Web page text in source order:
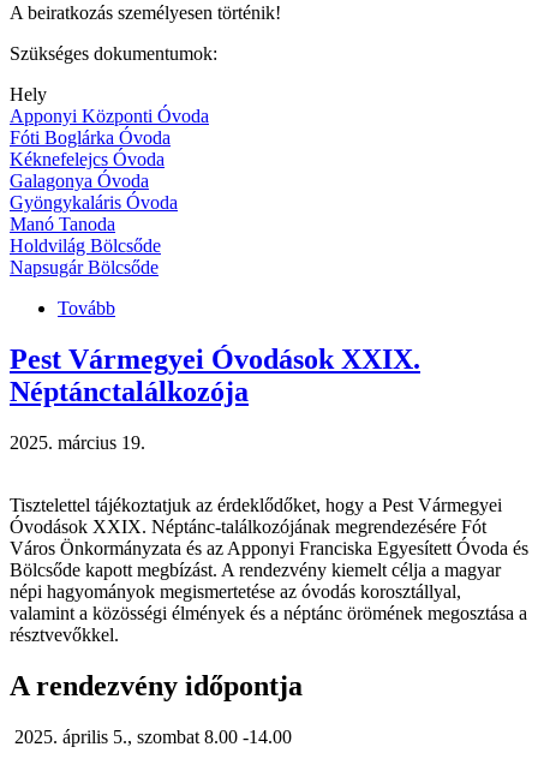
A beiratkozás személyesen történik!
Szükséges dokumentumok:
Hely
Apponyi Központi Óvoda
Fóti Boglárka Óvoda
Kéknefelejcs Óvoda
Galagonya Óvoda
Gyöngykaláris Óvoda
Manó Tanoda
Holdvilág Bölcsőde
Napsugár Bölcsőde
Tovább
2025/2026-
os
nevelési
Pest Vármegyei Óvodások XXIX.
Néptánctalálkozója
2025. március 19.
Tisztelettel tájékoztatjuk az érdeklődőket, hogy a Pest Vármegyei
Óvodások XXIX. Néptánc-találkozójának megrendezésére Fót
Város Önkormányzata és az Apponyi Franciska Egyesített Óvoda és
Bölcsőde kapott megbízást. A rendezvény kiemelt célja a magyar
népi hagyományok megismertetése az óvodás korosztállyal,
valamint a közösségi élmények és a néptánc örömének megosztása a
résztvevőkkel.
A rendezvény időpontja
2025. április 5., szombat 8.00 -14.00